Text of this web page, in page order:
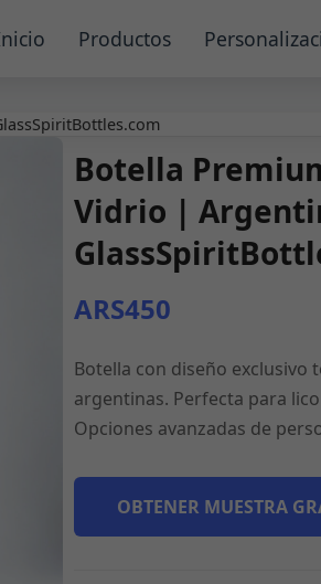
Productos
Botella
Vidrio |
ARS450
Botella con diseño
argentinas. Perfecta para
Opciones avanzadas de
OBTENER MUESTRA